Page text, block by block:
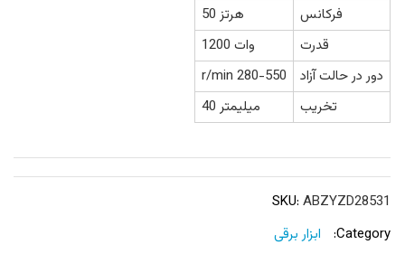
50 هرتز
فرکانس
1200 وات
قدرت
r/min 280-550
دور در حالت آزاد
40 میلیمتر
تخریب
SKU: ABZYZD28531
Category:
ابزار برقی